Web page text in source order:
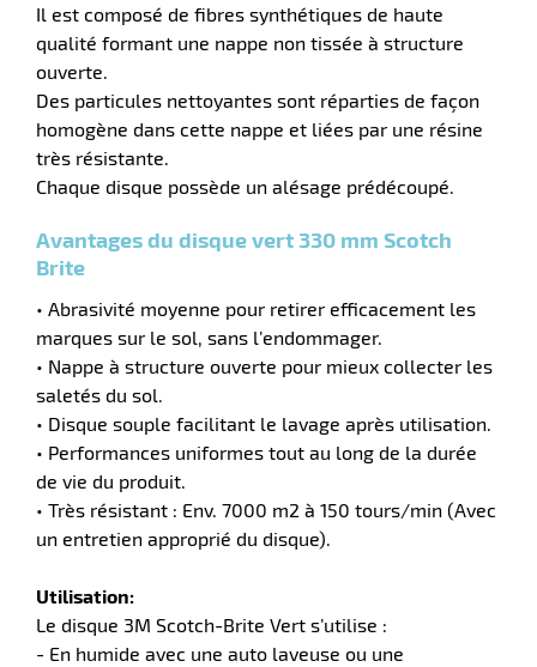
Il est composé de fibres synthétiques de haute
qualité formant une nappe non tissée à structure
ouverte.
Des particules nettoyantes sont réparties de façon
homogène dans cette nappe et liées par une résine
très résistante.
Chaque disque possède un alésage prédécoupé.
Avantages du disque vert 330 mm Scotch
Brite
• Abrasivité moyenne pour retirer efficacement les
marques sur le sol, sans l’endommager.
• Nappe à structure ouverte pour mieux collecter les
saletés du sol.
• Disque souple facilitant le lavage après utilisation.
• Performances uniformes tout au long de la durée
de vie du produit.
• Très résistant : Env. 7000 m2 à 150 tours/min (Avec
un entretien approprié du disque).
Utilisation:
Le disque 3M Scotch-Brite Vert s’utilise :
- En humide avec une auto laveuse ou une